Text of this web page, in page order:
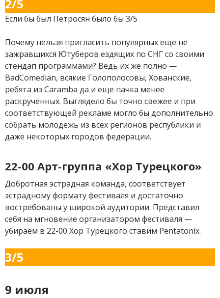
2/5
Если бы был Петросян было бы 3/5
Почему нельзя пригласить популярных еще не
зажравшихся Ютуберов ездящих по СНГ со своими
стендап программами? Ведь их же полно —
BadComedian, всякие Голополосовы, Хованские,
ребята из Caramba да и еще пачка менее
раскрученных. Выглядело бы точно свежее и при
соответствующей рекламе могло бы дополнительно
собрать молодежь из всех регионов республики и
даже некоторых городов федерации.
22-00 Арт-группа «Хор Турецкого»
Добротная эстрадная команда, соответствует
эстрадному формату фестиваля и достаточно
востребованы у широкой аудитории. Представил
себя на мгновение организатором фестиваля —
убираем в 22-00 Хор Турецкого ставим Pentatonix.
3/5
9 июля